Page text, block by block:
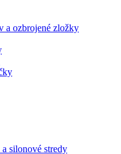
a ozbrojené zložky
silonové stredy